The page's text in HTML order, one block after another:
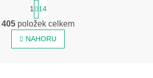
O
v
l
t
r
á
n
k
1 14
405 položek celkem
NAHORU